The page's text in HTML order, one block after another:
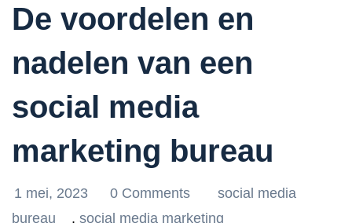
De voordelen en
nadelen van een
social media
marketing bureau
1 mei, 2023 0 Comments
social media
bureau
, social media marketing